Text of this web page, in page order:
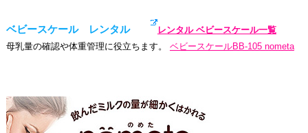
ベビースケール レンタル
レンタル ベビースケール一覧
母乳量の確認や体重管理に役立ちます。 ベビースケールBB-105 nometa